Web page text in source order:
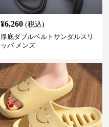
¥6,260 (税込)
厚底ダブルベルトサンダルスリ
ッパ メンズ